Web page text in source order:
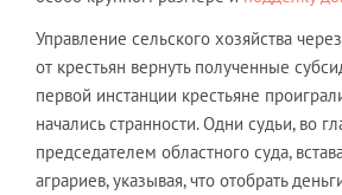
Управление сельского хозяйства
от крестьян вернуть полученные
первой инстанции крестьяне
начались странности. Одни судьи, во
председателем областного суда,
аграриев, указывая, что отобрать